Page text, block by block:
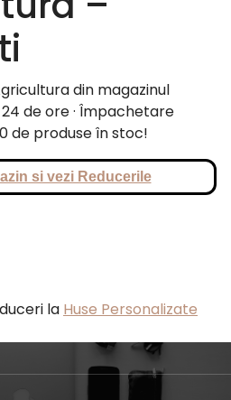
din magazinul
de ore · Împachetare
de produse în stoc!
si vezi Reducerile
la Huse Personalizate